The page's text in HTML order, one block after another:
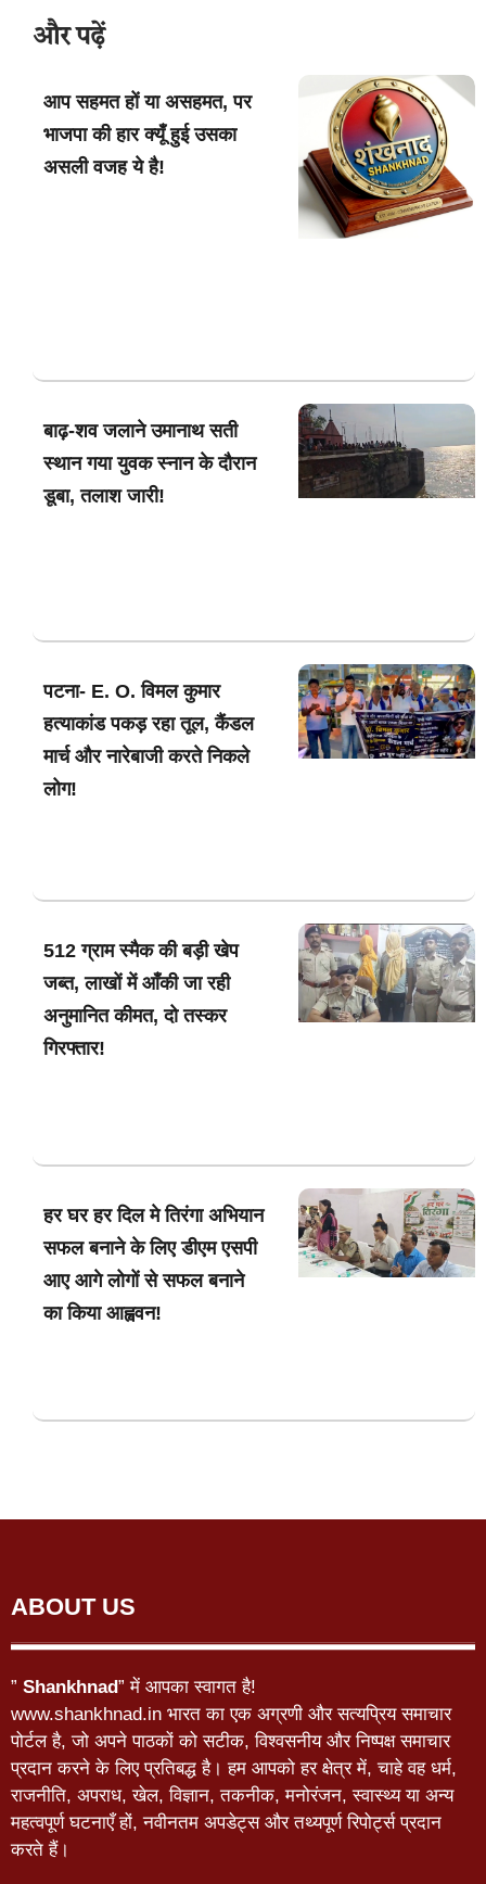
और पढ़ें
आप सहमत हों या असहमत, पर
भाजपा की हार क्यूँ हुई उसका
असली वजह ये है!
बाढ़-शव जलाने उमानाथ सती
स्थान गया युवक स्नान के दौरान
डूबा, तलाश जारी!
पटना- E. O. विमल कुमार
हत्याकांड पकड़ रहा तूल, कैंडल
मार्च और नारेबाजी करते निकले
लोग!
512 ग्राम स्मैक की बड़ी खेप
जब्त, लाखों में आँकी जा रही
अनुमानित कीमत, दो तस्कर
गिरफ्तार!
हर घर हर दिल मे तिरंगा अभियान
सफल बनाने के लिए डीएम एसपी
आए आगे लोगों से सफल बनाने
का किया आह्ववन!
ABOUT US
” Shankhnad” में आपका स्वागत है!
www.shankhnad.in भारत का एक अग्रणी और सत्यप्रिय समाचार
पोर्टल है, जो अपने पाठकों को सटीक, विश्वसनीय और निष्पक्ष समाचार
प्रदान करने के लिए प्रतिबद्ध है। हम आपको हर क्षेत्र में, चाहे वह धर्म,
राजनीति, अपराध, खेल, विज्ञान, तकनीक, मनोरंजन, स्वास्थ्य या अन्य
महत्वपूर्ण घटनाएँ हों, नवीनतम अपडेट्स और तथ्यपूर्ण रिपोर्ट्स प्रदान
करते हैं।